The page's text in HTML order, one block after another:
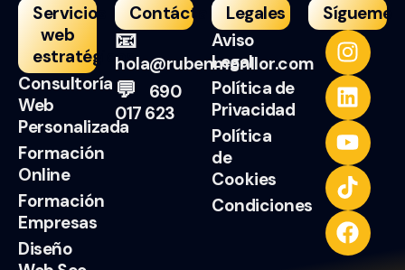
Servicios
web
estratégicos
Consultoría
Web
Personalizada
Formación
Online
Formación
Empresas
Diseño
Contáctame
📧
hola@rubenmonllor.com
💬 690
017 623
Legales
Aviso
Legal
Política de
Privacidad
Política
de
Cookies
Condiciones
Sígueme